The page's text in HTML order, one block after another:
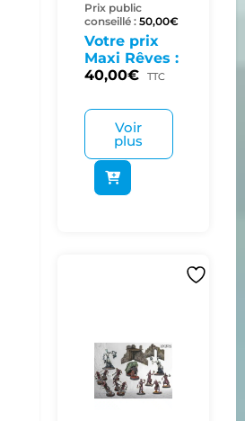
Prix public
conseillé : 50,00€
Votre prix
Maxi Rêves :
40,00€ TTC
Voir
plus